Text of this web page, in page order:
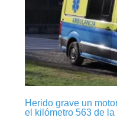
Herido grave un
el kilómetro 563 de